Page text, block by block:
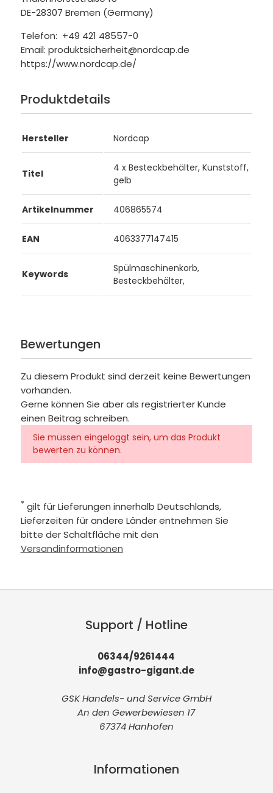
DE-28307 Bremen (Germany)
Telefon: +49 421 48557-0
Email: produktsicherheit@nordcap.de
https://www.nordcap.de/
Produktdetails
Hersteller Nordcap
Titel
4 x Besteckbehälter, Kunststoff,
gelb
Artikelnummer 406865574
EAN 4063377147415
Keywords
Spülmaschinenkorb,
Besteckbehälter,
Bewertungen
Zu diesem Produkt sind derzeit keine Bewertungen
vorhanden.
Gerne können Sie aber als registrierter Kunde
einen Beitrag schreiben.
Sie müssen eingeloggt sein, um das Produkt
bewerten zu können.
* gilt für Lieferungen innerhalb Deutschlands,
Lieferzeiten für andere Länder entnehmen Sie
bitte der Schaltfläche mit den
Versandinformationen
Support / Hotline
06344/9261444
info@gastro-gigant.de
GSK Handels- und Service GmbH
An den Gewerbewiesen 17
67374 Hanhofen
Informationen